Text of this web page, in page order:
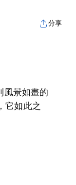
分享
風景如畫的
它如此之